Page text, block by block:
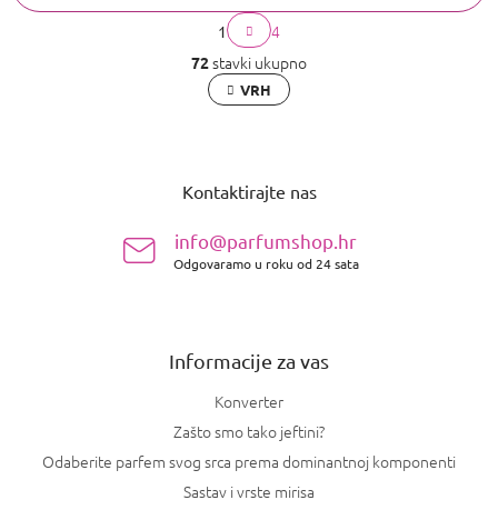
OTVORI
K
o
n
t
l
s
t
P
a
g
i
n
a
1 4
72stavki ukupno
VRH
Kontaktirajte nas
info@parfumshop.hr
Odgovaramo u roku od 24 sata
Informacije za vas
Konverter
Zašto smo tako jeftini?
Odaberite parfem svog srca prema dominantnoj komponenti
Sastav i vrste mirisa